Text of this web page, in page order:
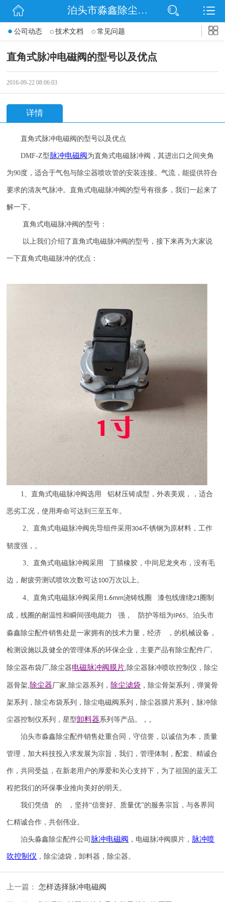
网站首页
公司动态
泊头市淼鑫除尘配件销售处
公司动态 技术文档 常见问题
直角式脉冲电磁阀的型号以及优点
2016-09-22 08:06:03
详情
直角式脉冲电磁阀的型号以及优点
DMF-Z型脉冲电磁阀为直角式电磁脉冲阀，其进出口之间夹角
为90度，适合于气包与除尘器喷吹管的安装连接。气流，能提供符合
要求的清灰气脉冲。直角式电磁脉冲阀的型号有很多，我们一起来了
解一下。
直角式电磁脉冲阀的型号：
以上我们介绍了直角式电磁脉冲阀的型号，接下来再为大家说
一下直角式电磁脉冲的优点：
1、直角式电磁脉冲阀选用 铝材压铸成型，外表美观，，适合
恶劣工况，使用寿命可达到三至五年。
2、直角式电磁脉冲阀先导组件采用 304不锈钢为原材料，工作
韧度强，。
3、直角式电磁脉冲阀采用 丁腈橡胶，中间尼龙夹布，没有毛
边，耐疲劳测试喷吹次数可达100万次以上。
4、直角式电磁脉冲阀采用 1.6mm浇铸线圈 漆包线缠绕21圈制
成，线圈的耐温性和瞬间强电能力 强， 防护等组为IP65。泊头市
淼鑫除尘配件销售处是一家拥有的技术力量，经济 ，的机械设备，
检测设施以及健全的管理体系的环保企业，主要产品有除尘配件厂,
除尘器布袋厂, 除尘器电磁脉冲阀膜片, 除尘器脉冲喷吹控制仪 ， 除尘
器骨架,除尘器厂家, 除尘器系列， 除尘滤袋 ，除尘骨架系列，弹簧骨
架系列，除尘布袋系列，除尘电磁阀系列，除尘器膜片系列，脉冲除
尘器控制仪系列，星型卸料器系列等产品。，。
泊头市淼鑫除尘配件销售处重合同，守信誉，以诚信为本，质量
管理，加大科技投入求发展为宗旨，我们，管理体制，配套、精诚合
作，共同受益，在新老用户的厚爱和关心支持下，为了祖国的蓝天工
程把我们的环保事业推向美好的明天。
我们凭借 的 ，坚持“信誉好、质量优”的服务宗旨，与各界同
仁精诚合作，共创伟业。
泊头淼鑫除尘配件公司 脉冲电磁阀 ，电磁脉冲阀膜片， 脉冲喷
吹控制仪 ，除尘滤袋，卸料器，除尘器。
上一篇： 怎样选择脉冲电磁阀